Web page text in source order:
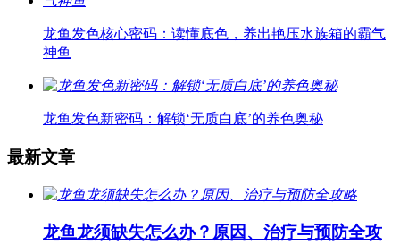
龙鱼发色核心密码：读懂底色，养出艳压水族箱的霸气
神鱼
龙鱼发色新密码：解锁‘无质白底’的养色奥秘
最新文章
龙鱼龙须缺失怎么办？原因、治疗与预防全攻